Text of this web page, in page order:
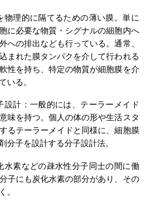
物理的に隔てるための薄い膜。単に
に必要な物質・シグナルの細胞内へ
への排出なども行っている。通常、
まれた膜タンパクを介して行われる
性を持ち、特定の物質が細胞膜を介
いる。
設計：一般的には、テーラーメイド
味を持つ。個人の体の形や生活スタ
るテーラーメイドと同様に、細胞膜
分子を設計する分子設計法。
水素などの疎水性分子同士の間に働
子にも炭化水素の部分があり、その
。